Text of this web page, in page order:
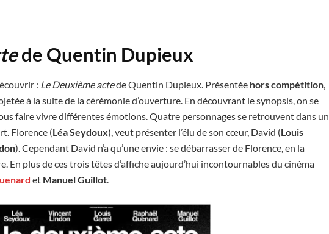
de Quentin Dupieux
: Le Deuxième actede Quentin Dupieux. Présentée hors compétition,
à la suite de la cérémonie d’ouverture. En découvrant le synopsis, on se
faire vivre différentes émotions. Quatre personnages se retrouvent dans un
Florence (Léa Seydoux), veut présenter l’élu de son cœur, David (Louis
). Cependant David n’a qu’une envie : se débarrasser de Florence, en la
En plus de ces trois têtes d’affiche aujourd’hui incontournables du cinéma
et Manuel Guillot.